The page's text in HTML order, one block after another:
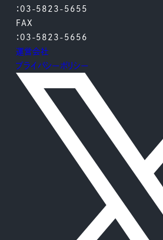
：03-5823-5655
FAX
：03-5823-5656
運営会社
プライバシーポリシー